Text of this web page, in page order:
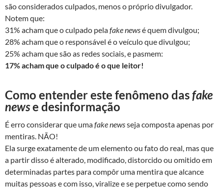
são considerados culpados, menos o próprio divulgador.
Notem que:
31% acham que o culpado pelafake newsé quem divulgou;
28% acham que o responsável é o veículo que divulgou;
25% acham que são as redes sociais, e pasmem:
17% acham que o culpado é o que leitor!
Como entender este fenômeno dasfake
newse desinformação
É erro considerar que umafake newsseja composta apenas por
mentiras. NÃO!
Ela surge exatamente de um elemento ou fato do real, mas que
a partir disso é alterado, modificado, distorcido ou omitido em
determinadas partes para compôr uma mentira que alcance
muitas pessoas e com isso, viralize e se perpetue como sendo